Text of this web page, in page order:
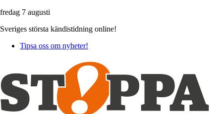
fredag 7 augusti
Sveriges största kändistidning online!
Tipsa oss om nyheter!